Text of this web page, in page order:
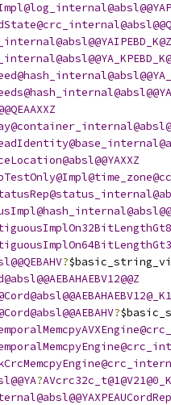
?
?
?